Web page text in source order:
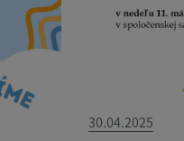
30.04.2025